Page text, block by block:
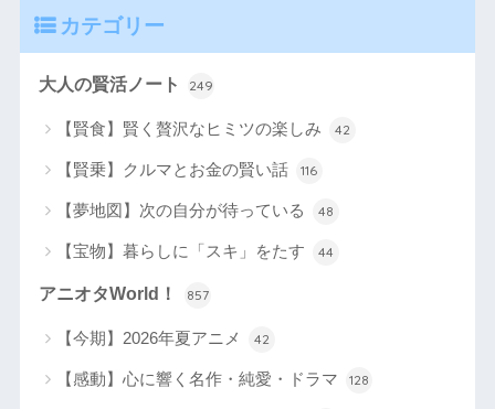
カテゴリー
大人の賢活ノート 249
【賢食】賢く贅沢なヒミツの楽しみ 42
【賢乗】クルマとお金の賢い話 116
【夢地図】次の自分が待っている 48
【宝物】暮らしに「スキ」をたす 44
アニオタWorld！ 857
【今期】2026年夏アニメ 42
【感動】心に響く名作・純愛・ドラマ 128